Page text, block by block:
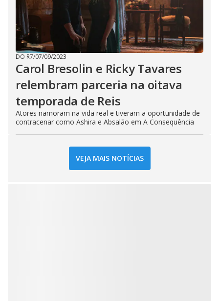
DO R7/07/09/2023
Carol Bresolin e Ricky Tavares
relembram parceria na oitava
temporada de Reis
Atores namoram na vida real e tiveram a oportunidade de
contracenar como Ashira e Absalão em A Consequência
VEJA MAIS NOTÍCIAS